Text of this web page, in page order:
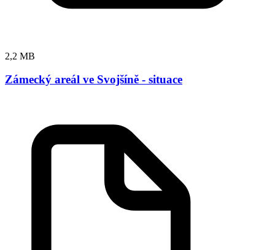
2,2 MB
Zámecký areál ve Svojšíně - situace